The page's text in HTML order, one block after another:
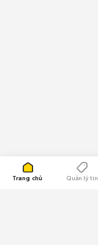
Trang chủ Quản lý tin